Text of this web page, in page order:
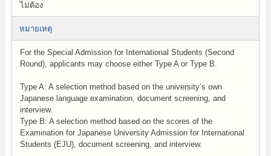
ไม่ต้อง
หมายเหตุ
For the Special Admission for International Students (Second
Round), applicants may choose either Type A or Type B.
Type A: A selection method based on the university’s own
Japanese language examination, document screening, and
interview.
Type B: A selection method based on the scores of the
Examination for Japanese University Admission for International
Students (EJU), document screening, and interview.